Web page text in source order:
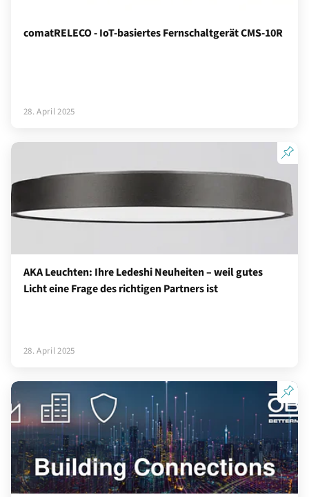
comatRELECO - IoT-basiertes Fernschaltgerät CMS-10R
28. April 2025
AKA Leuchten: Ihre Ledeshi Neuheiten – weil gutes
Licht eine Frage des richtigen Partners ist
28. April 2025